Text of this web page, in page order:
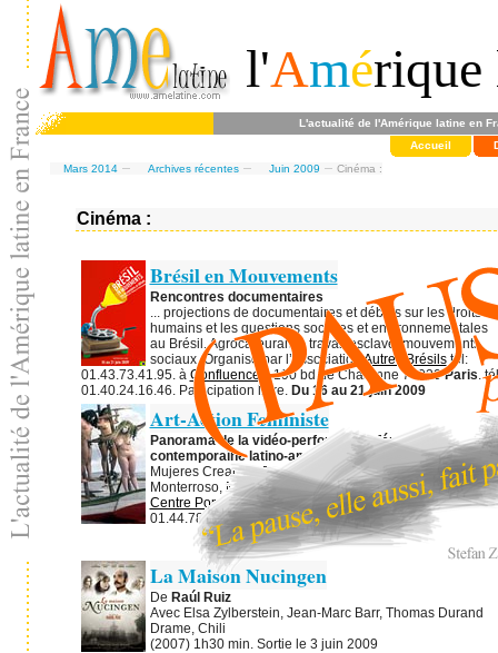
l'Amérique
L'actualité de l'Amérique latine en
Accueil
Mars 2014
Archives récentes Juin 2009 Cinéma :
Cinéma :
Brésil en Mouvements
Rencontres documentaires
... projections de documentaires et débats sur les droits
humains et les questions sociales et environnementales
au Brésil. Agrocarburants, travail esclave, mouvements
sociaux. Organisé par l’associationAutres Brésilstél:
01.43.73.41.95. à Confluences , 190 bd de Charonne 75020Paris.
01.40.24.16.46. Participation libre. Du 16 au 21 juin 2009
Art-Action Feministe
Panorama de la vidéo-performance féministe
contemporaine latino-américaine
Mujeres Creando, Regina José Galindo, Sandra
Monterroso, María Adela Díaz
Centre Pompidou75004 ParisCinéma 2, Niveau -1. Tél:
01.44.78.12.33.
Le 17 juin 2009à 19h
La Maison Nucingen
De Raúl Ruiz
Avec Elsa Zylberstein, Jean-Marc Barr, Thomas Durand
Drame, Chili
(2007) 1h30 min. Sortie le 3 juin 2009